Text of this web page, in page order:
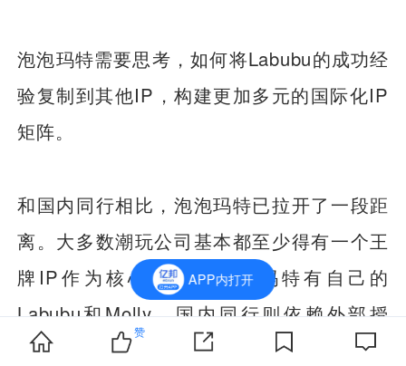
泡泡玛特需要思考，如何将Labubu的成功经
验复制到其他IP，构建更加多元的国际化IP
矩阵。
和国内同行相比，泡泡玛特已拉开了一段距
离。大多数潮玩公司基本都至少得有一个王
牌IP作为核心资产，泡泡玛特有自己的
Labubu和Molly，国内同行则依赖外部授
权。
APP内打开
赞